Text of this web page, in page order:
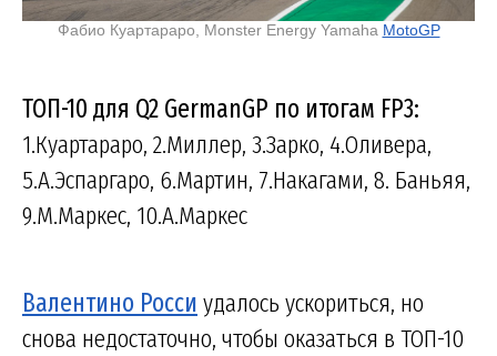
Фабио Куартараро, Monster Energy Yamaha MotoGP
ТОП-10 для Q2 GermanGP по итогам FP3:
1.Куартараро, 2.Миллер, 3.Зарко, 4.Оливера,
5.А.Эспаргаро, 6.Мартин, 7.Накагами, 8. Баньяя,
9.М.Маркес, 10.А.Маркес
Валентино Росси удалось ускориться, но
снова недостаточно, чтобы оказаться в ТОП-10